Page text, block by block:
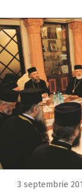
2010
2009
3 septembrie